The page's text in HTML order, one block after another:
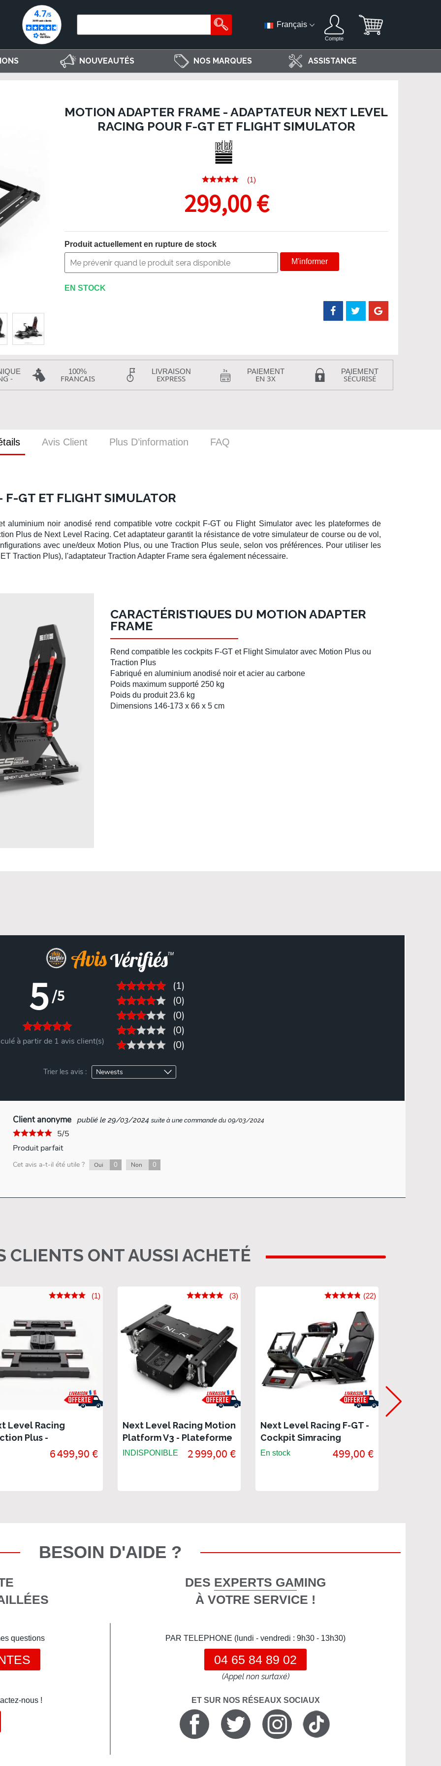
Français
Compte
NOUVEAUTÉS NOS MARQUES ASSISTANCE
MOTION ADAPTER FRAME - ADAPTATEUR NEXT LEVEL
RACING POUR F-GT ET FLIGHT SIMULATOR
(1)
299,00 €
Produit actuellement en rupture de stock
M'informer
EN STOCK
-
100%
FRANCAIS
LIVRAISON
EXPRESS
PAIEMENT
EN 3X
PAIEMENT
SÉCURISÉ
GT ET FLIGHT SIMULATOR
aluminium noir anodisé rend compatible votre cockpit F-GT ou Flight Simulatoravec les plateformesde
Plus de Next Level Racing. Cet adaptateur garantit la résistance de votresimulateur de courseou devol ,
avec une/deux Motion Plus, ou uneTraction Plus seule, selon vos préférences. Pour utiliser les
Traction Plus), l'adaptateur Traction Adapter Frame sera également nécessaire.
CARACTÉRISTIQUES DU MOTION ADAPTER
FRAME
Rend compatible les cockpits F-GT et Flight Simulator avec Motion Plus ou
Traction Plus
Fabriqué en aluminium anodisé noir et acier au carbone
Poids maximum supporté 250 kg
Poids du produit 23.6 kg
Dimensions 146-173 x 66 x 5 cm
Avis Client Plus D’information FAQ
5 /5
à partir de 1 avis client(s)
(1)
(0)
(0)
(0)
(0)
Trier les avis :
Client anonyme publié le 29/03/2024 suite à une commande du 09/03/2024
5/5
Produit parfait
Cet avis a-t-il été utile ? Oui 0 Non 0
CLIENTS ONT AUSSI ACHETÉ
Level Racing
Plus -
Dynamique
(1)
6 499,90 €
Next Level Racing Motion
Platform V3 - Plateforme
de simulation
(3)
INDISPONIBLE 2 999,00 €
Next Level Racing F-GT -
Cockpit Simracing
position F1 & GT
(22)
En stock 499,00 €
BESOIN D'AIDE ?
questions
nous !
DES EXPERTS GAMING
À VOTRE SERVICE !
PAR TELEPHONE (lundi - vendredi : 9h30 - 13h30)
04 65 84 89 02
(Appel non surtaxé)
ET SUR NOS RÉSEAUX SOCIAUX